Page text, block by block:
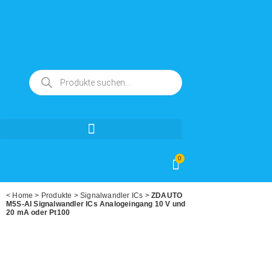
0
< Home > Produkte >Signalwandler ICs >ZDAUTO
M5S-AI Signalwandler ICs Analogeingang 10 V und
20 mA oder Pt100